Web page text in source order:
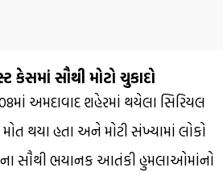
કેસમાં સૌથી મોટો ચુકાદો
અમદાવાદ શહેરમાં થયેલા સિરિયલ
થયા હતા અને મોટી સંખ્યામાં લોકો
સૌથી ભયાનક આતંકી હુમલાઓમાંનો